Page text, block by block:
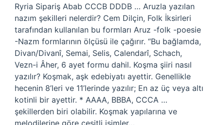
Ryria Sipariş Abab CCCB DDDB … Aruzla yazılan
nazım şekilleri nelerdir? Cem Dilçin, Folk İksirleri
tarafından kullanılan bu formları Aruz -folk -poesie
-Nazm formlarının ölçüsü ile çağırır. “Bu bağlamda,
Divan/Divanî, Semai, Selis, Calendarî, Schach,
Vezn-i Âher, 6 ayet formu dahil. Koşma şiiri nasıl
yazılır? Koşmak, aşk edebiyatı ayettir. Genellikle
hecenin 8’leri ve 11’lerinde yazılır; En az üç veya altı
kotinli bir ayettir. * AAAA, BBBA, CCCA …
şekillerden biri olabilir. Koşmak yapılarına ve
melodilerine göre çeşitli isimler…